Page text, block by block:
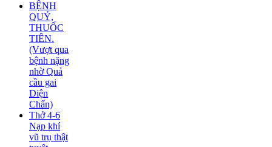
BỆNH
QUỶ,
THUỐC
TIÊN.
(Vượt qua
bệnh nặng
nhờ Quả
cầu gai
Diện
Chẩn)
Thở 4-6
Nạp khí
vũ trụ thật